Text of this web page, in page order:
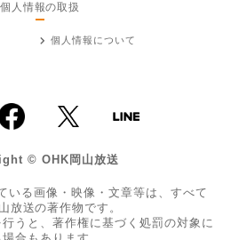
個人情報の取扱
個人情報について
© OHK岡山放送
いる画像・映像・文章等は、すべて
放送の著作物です。
うと、著作権に基づく処罰の対象に